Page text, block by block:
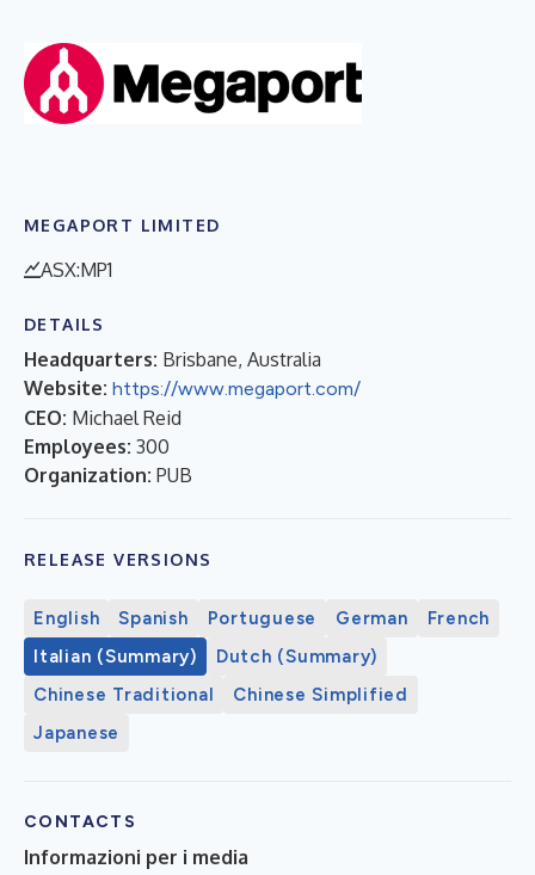
MEGAPORT LIMITED
ASX:MP1
DETAILS
Headquarters: Brisbane, Australia
Website: https://www.megaport.com/
CEO: Michael Reid
Employees: 300
Organization: PUB
RELEASE VERSIONS
English Spanish Portuguese German
French
Italian (Summary)
Dutch (Summary)
Chinese Traditional
Chinese Simplified
Japanese
CONTACTS
Informazioni per i media